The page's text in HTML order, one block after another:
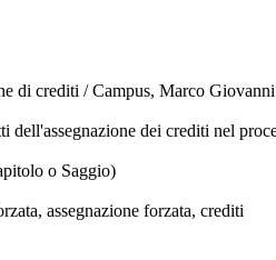
di crediti / Campus, Marco
dell'assegnazione dei crediti nel
o Saggio)
assegnazione forzata, crediti